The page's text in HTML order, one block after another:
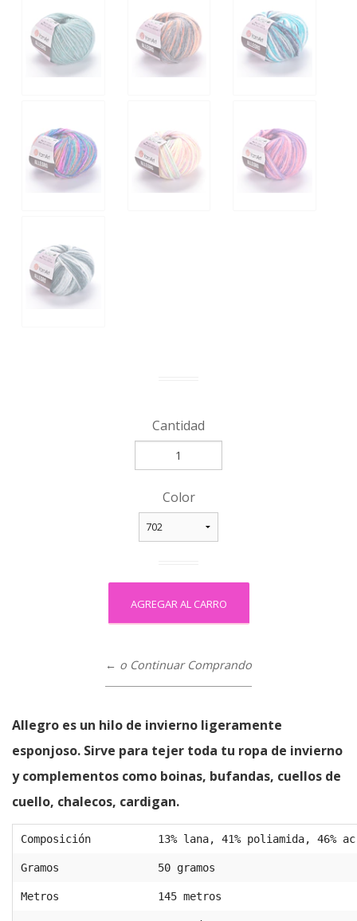
Cantidad
Color
← o Continuar Comprando
Allegro es un hilo de invierno ligeramente
esponjoso. Sirve para tejer toda tu ropa de invierno
y complementos como boinas, bufandas, cuellos de
cuello, chalecos, cardigan.
Composición 13% lana, 41% poliamida, 46%
Gramos 50 gramos
Metros 145 metros